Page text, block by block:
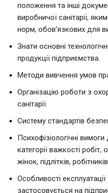
положення та інші
виробничої санітарії,
норм, обов’язкових для
Знати основні
продукції підприємства.
Методи вивчення умов
Організацію роботи з
санітарії.
Систему стандартів
Психофізіологічні
категорії важкості
жінок, підлітків,
Особливості
застосовується на